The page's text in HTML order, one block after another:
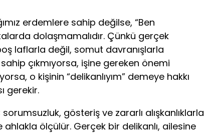
erdemlere sahip değilse, “Ben
dolaşmamalıdır. Çünkü gerçek
laflarla değil, somut davranışlarla
çıkmıyorsa, işine gereken önemi
o kişinin “delikanlıyım” demeye hakkı
gerekir.
sorumsuzluk, gösteriş ve zararlı alışkanlıklarla
ölçülür. Gerçek bir delikanlı, ailesine